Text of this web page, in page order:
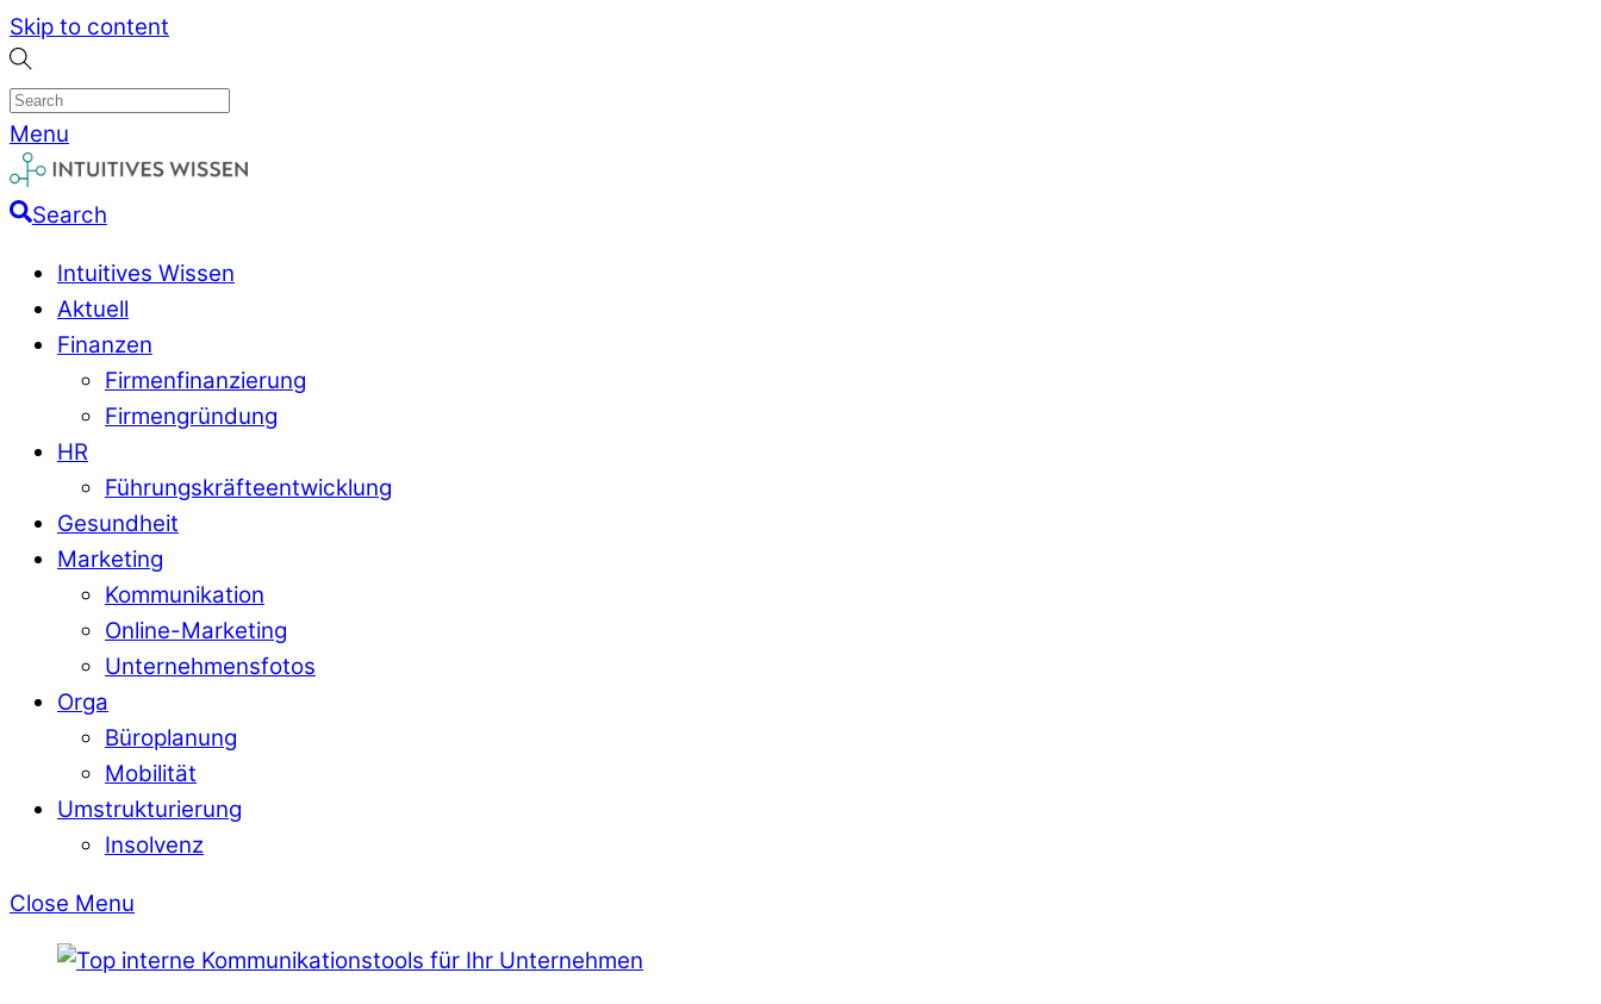
Skip to content
Menu
Search
Intuitives Wissen
Aktuell
Finanzen
Firmenfinanzierung
Firmengründung
HR
Führungskräfteentwicklung
Gesundheit
Marketing
Kommunikation
Online-Marketing
Unternehmensfotos
Orga
Büroplanung
Mobilität
Umstrukturierung
Insolvenz
Close Menu